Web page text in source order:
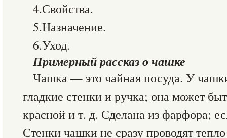
4.Свойства.
5.Назначение.
6.Уход.
Примерный рассказ о чашке
Чашка — это чайная посуда. У
гладкие стенки и ручка; она может
красной и т. д. Сделана из фарфора;
Стенки чашки не сразу проводят